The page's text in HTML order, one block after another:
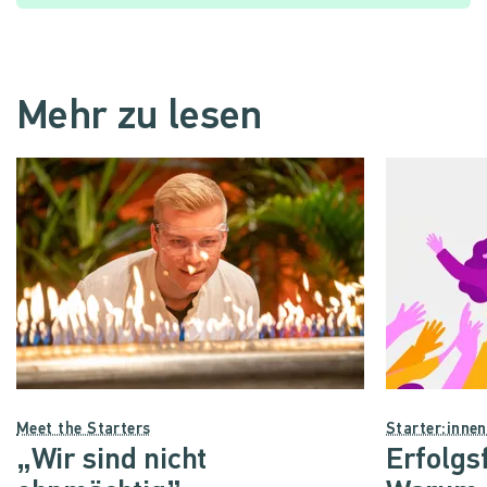
Mehr zu lesen
Meet the Starters
„Wir sind nicht